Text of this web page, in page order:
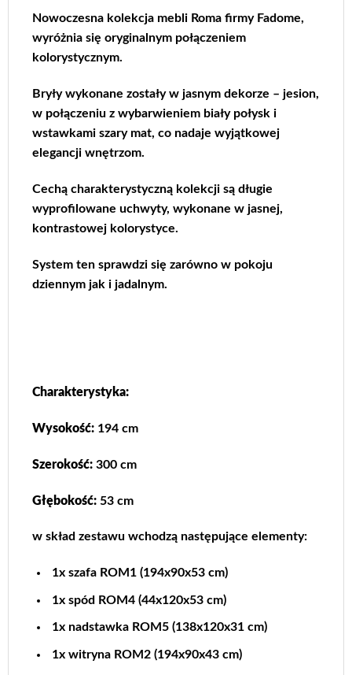
Nowoczesna kolekcja mebli Roma firmy Fadome,
wyróżnia się oryginalnym połączeniem
kolorystycznym.
Bryły wykonane zostały w jasnym dekorze – jesion,
w połączeniu z wybarwieniem biały połysk i
wstawkami szary mat, co nadaje wyjątkowej
elegancji wnętrzom.
Cechą charakterystyczną kolekcji są długie
wyprofilowane uchwyty, wykonane w jasnej,
kontrastowej kolorystyce.
System ten sprawdzi się zarówno w pokoju
dziennym jak i jadalnym.
Charakterystyka:
Wysokość: 194 cm
Szerokość: 300 cm
Głębokość: 53 cm
w skład zestawu wchodzą następujące elementy:
1x szafa ROM1 (194x90x53 cm)
1x spód ROM4 (44x120x53 cm)
1x nadstawka ROM5 (138x120x31 cm)
1x witryna ROM2 (194x90x43 cm)